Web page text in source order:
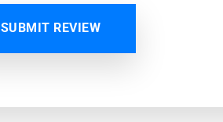
SUBMIT REVIEW